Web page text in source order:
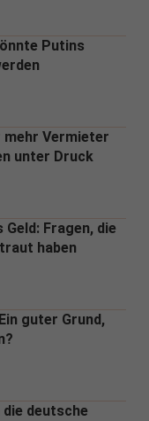
Putins
mehr Vermieter
unter Druck
Geld: Fragen, die
haben
guter Grund,
die deutsche